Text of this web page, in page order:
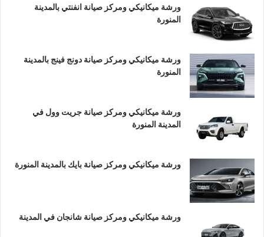
ورشة ميكانيكي ومركز صيانة انفنتي بالمدينة
المنورة
ورشة ميكانيكي ومركز صيانة دونج فينج بالمدينة
المنورة
ورشة ميكانيكي ومركز صيانة جريت وول في
المدينة المنورة
ورشة ميكانيكي ومركز صيانة بايك بالمدينة المنورة
ورشة ميكانيكي ومركز صيانة شانجان في المدينة